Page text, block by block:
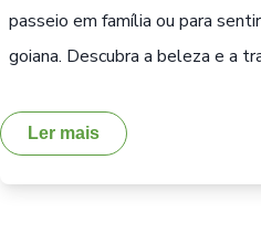
passeio em família ou para
goiana. Descubra a beleza e a
Ler mais